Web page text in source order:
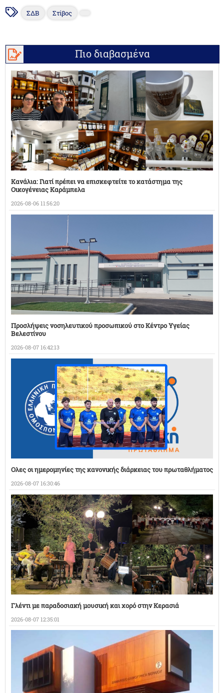
ΣΔΒ Στίβος
Πιο διαβασμένα
Κανάλια: Γιατί πρέπει να επισκεφτείτε το κατάστημα της
Οικογένειας Καράμπελα
2026-08-06 11:56:20
Προσλήψεις νοσηλευτικού προσωπικού στο Κέντρο Υγείας
Βελεστίνου
2026-08-07 16:42:13
Ολες οι ημερομηνίες της κανονικής διάρκειας του πρωταθλήματος
2026-08-07 16:30:46
Γλέντι με παραδοσιακή μουσική και χορό στην Κερασιά
2026-08-07 12:35:01